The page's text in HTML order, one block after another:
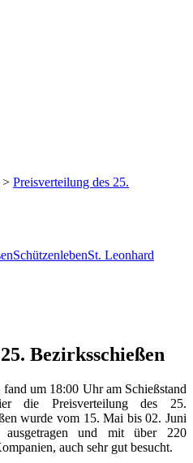
> Preisverteilung des 25.
SchützenlebenSt. Leonhard
Bezirksschießen
um 18:00 Uhr am Schießstand
die Preisverteilung des 25.
wurde vom 15. Mai bis 02. Juni
und mit über 220
auch sehr gut besucht.